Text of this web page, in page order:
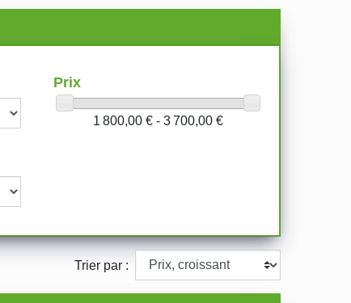
Prix
1 800,00 € - 3 700,00 €
Trier par :